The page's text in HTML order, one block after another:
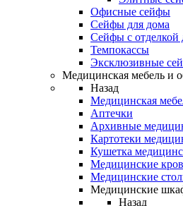
Офисные сейфы
Сейфы для дома
Сейфы с отделкой
Темпокассы
Эксклюзивные
Медицинская мебель и
Назад
Медицинская
Аптечки
Архивные
Картотеки
Кушетка
Медицинские
Медицинские
Медицинские
Назад